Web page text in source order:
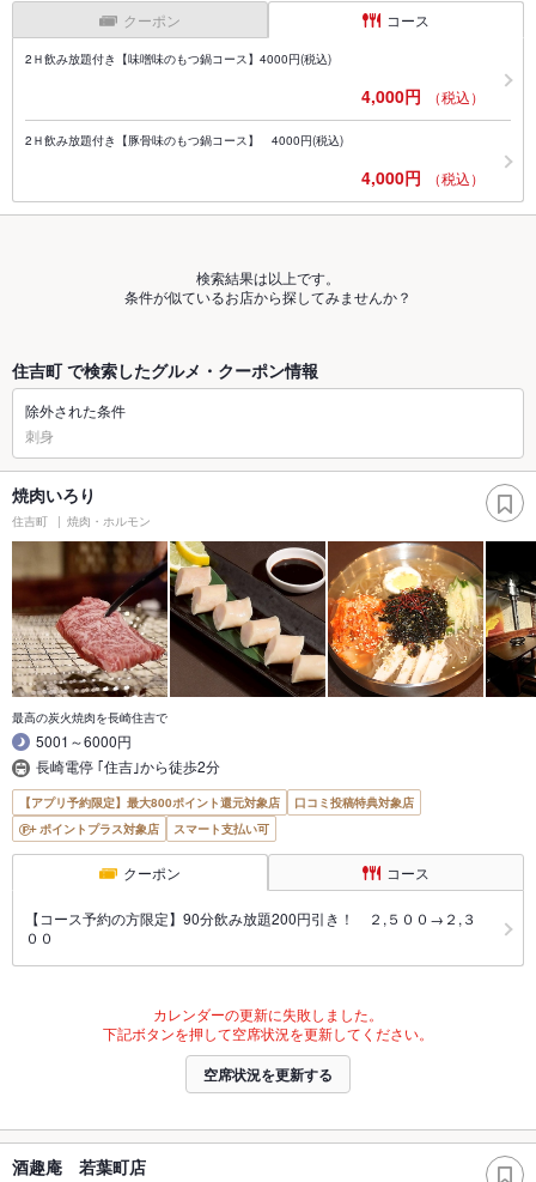
クーポン コース
2Ｈ飲み放題付き【味噌味のもつ鍋コース】4000円(税込)
4,000円 （税込）
2Ｈ飲み放題付き【豚骨味のもつ鍋コース】 4000円(税込)
4,000円 （税込）
検索結果は以上です。
条件が似ているお店から探してみませんか？
住吉町 で検索したグルメ・クーポン情報
除外された条件
刺身
焼肉いろり
住吉町 焼肉・ホルモン
最高の炭火焼肉を長崎住吉で
5001～6000円
長崎電停 ｢住吉｣から徒歩2分
【アプリ予約限定】最大800ポイント還元対象店
口コミ投稿特典対象店
ポイントプラス対象店
スマート支払い可
クーポン コース
【コース予約の方限定】90分飲み放題200円引き！ ２,５００→２,３
００
カレンダーの更新に失敗しました。
下記ボタンを押して空席状況を更新してください。
空席状況を更新する
酒趣庵 若葉町店